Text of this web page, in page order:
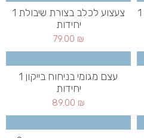
צעצוע לחתול ציפור עם קטניפ 1
צעצוע לכלב בצורת שיבולת 1
יחידות
79.00 ₪
עצם מגומי בניחוח בייקון 1
יחידות
89.00 ₪